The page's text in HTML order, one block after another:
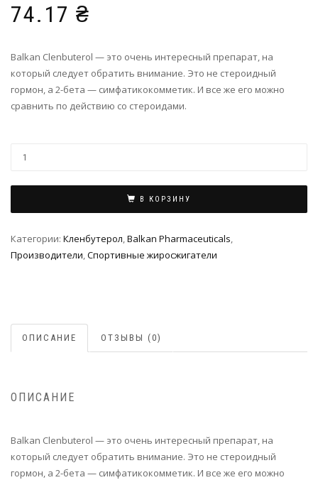
74.17 ₴
Balkan Clenbuterol — это очень интересный препарат, на
который следует обратить внимание. Это не стероидный
гормон, а 2-бета — симфатикокомметик. И все же его можно
сравнить по действию со стероидами.
В КОРЗИНУ
Категории: Кленбутерол,Balkan Pharmaceuticals,
Производители,Спортивные жиросжигатели
ОПИСАНИЕ ОТЗЫВЫ (0)
ОПИСАНИЕ
Balkan Clenbuterol — это очень интересный препарат, на
который следует обратить внимание. Это не стероидный
гормон, а 2-бета — симфатикокомметик. И все же его можно